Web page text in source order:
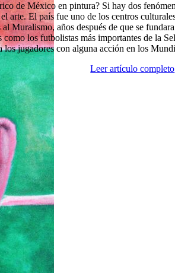
de México en pintura? Si hay dos
arte. El país fue uno de los centros
Muralismo, años después de que se
los futbolistas más importantes de la
los jugadores con alguna acción en los
Leer artículo completo